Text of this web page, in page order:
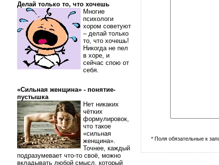
Делай только то, что хочешь
Многие
психологи
хором советуют
– делай только
то, что хочешь!
Никогда не пел
в хоре, и
сейчас спою от
себя.
«Сильная женщина» - понятие-
пустышка
Нет никаких
чётких
формулировок,
что такое
«сильная
женщина».
Точнее, каждый
подразумевает что-то своё, можно
вкладывать любой смысл, который
* Поля обязательные к